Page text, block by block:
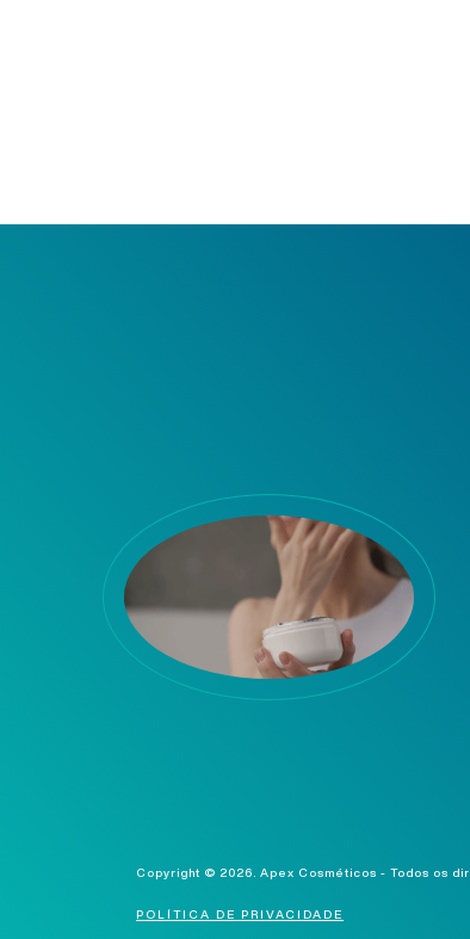
Copyright © 2026. Apex Cosméticos - Todos os
POLÍTICA DE PRIVACIDADE